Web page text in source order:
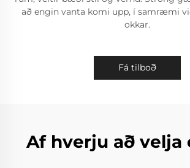
að engin vanta komi upp, í samræmi
okkar.
Fá tilboð
Af hverju að velja